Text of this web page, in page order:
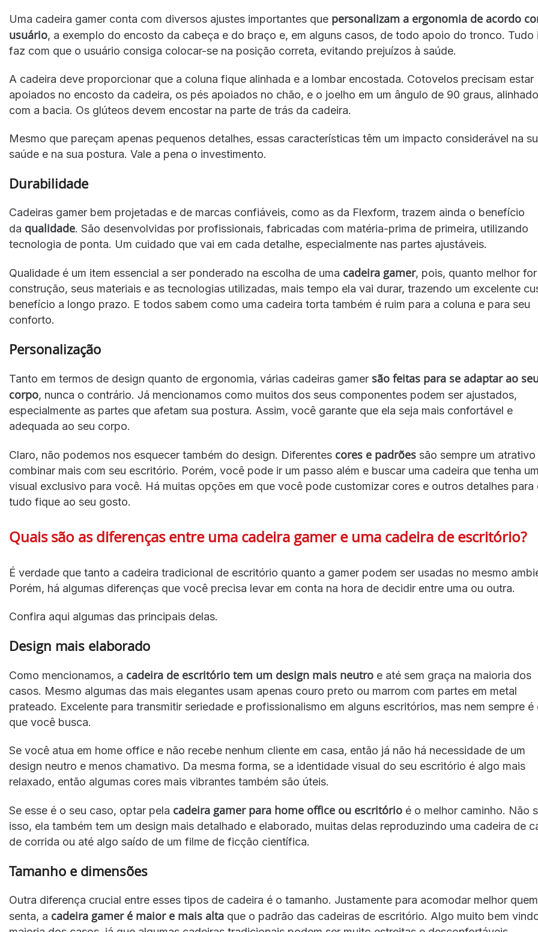
Uma cadeira gamer conta com diversos ajustes importantes que personalizam a ergonomia de acordo
usuário, a exemplo do encosto da cabeça e do braço e, em alguns casos, de todo apoio do tronco. Tudo
faz com que o usuário consiga colocar-se na posição correta, evitando prejuízos à saúde.
A cadeira deve proporcionar que a coluna fique alinhada e a lombar encostada. Cotovelos precisam estar
apoiados no encosto da cadeira, os pés apoiados no chão, e o joelho em um ângulo de 90 graus, alinhado
com a bacia. Os glúteos devem encostar na parte de trás da cadeira.
Mesmo que pareçam apenas pequenos detalhes, essas características têm um impacto considerável na
saúde e na sua postura. Vale a pena o investimento.
Durabilidade
Cadeiras gamer bem projetadas e de marcas confiáveis, como as da Flexform, trazem ainda o benefício
da qualidade. São desenvolvidas por profissionais, fabricadas com matéria-prima de primeira, utilizando
tecnologia de ponta. Um cuidado que vai em cada detalhe, especialmente nas partes ajustáveis.
Qualidade é um item essencial a ser ponderado na escolha de uma cadeira gamer, pois, quanto melhor
construção, seus materiais e as tecnologias utilizadas, mais tempo ela vai durar, trazendo um excelente
benefício a longo prazo. E todos sabem como uma cadeira torta também é ruim para a coluna e para seu
conforto.
Personalização
Tanto em termos de design quanto de ergonomia, várias cadeiras gamer são feitas para se adaptar ao
corpo, nunca o contrário. Já mencionamos como muitos dos seus componentes podem ser ajustados,
especialmente as partes que afetam sua postura. Assim, você garante que ela seja mais confortável e
adequada ao seu corpo.
Claro, não podemos nos esquecer também do design. Diferentes cores e padrões são sempre um atrativo
combinar mais com seu escritório. Porém, você pode ir um passo além e buscar uma cadeira que tenha um
visual exclusivo para você. Há muitas opções em que você pode customizar cores e outros detalhes para
tudo fique ao seu gosto.
Quais são as diferenças entre uma cadeira gamer e uma cadeira de escritório?
É verdade que tanto a cadeira tradicional de escritório quanto a gamer podem ser usadas no mesmo
Porém, há algumas diferenças que você precisa levar em conta na hora de decidir entre uma ou outra.
Confira aqui algumas das principais delas.
Design mais elaborado
Como mencionamos, a cadeira de escritório tem um design mais neutro e até sem graça na maioria dos
casos. Mesmo algumas das mais elegantes usam apenas couro preto ou marrom com partes em metal
prateado. Excelente para transmitir seriedade e profissionalismo em alguns escritórios, mas nem sempre é
que você busca.
Se você atua em home office e não recebe nenhum cliente em casa, então já não há necessidade de um
design neutro e menos chamativo. Da mesma forma, se a identidade visual do seu escritório é algo mais
relaxado, então algumas cores mais vibrantes também são úteis.
Se esse é o seu caso, optar pela cadeira gamer para home office ou escritório é o melhor caminho. Não
isso, ela também tem um design mais detalhado e elaborado, muitas delas reproduzindo uma cadeira de
de corrida ou até algo saído de um filme de ficção científica.
Tamanho e dimensões
Outra diferença crucial entre esses tipos de cadeira é o tamanho. Justamente para acomodar melhor quem
senta, a cadeira gamer é maior e mais alta que o padrão das cadeiras de escritório. Algo muito bem